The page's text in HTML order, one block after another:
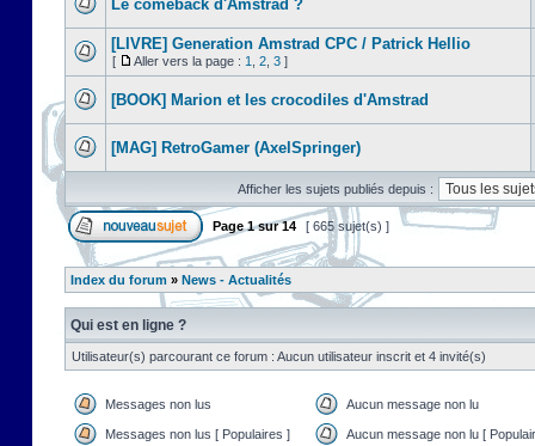
Le comeback d'Amstrad ?
[LIVRE] Generation Amstrad CPC / Patrick Hellio
[ Aller vers la page : 1 2 3 ]
[BOOK] Marion et les crocodiles d'Amstrad
[MAG] RetroGamer (AxelSpringer)
Afficher les sujets publiés depuis :
Page1sur14 [ 665 sujet(s) ]
Index du forum » News - Actualités
Qui est en ligne ?
Utilisateur(s) parcourant ce forum : Aucun utilisateur inscrit et 4 invité(s)
Messages non lus Aucun message non lu
Messages non lus [ Populaires ] Aucun message non lu [